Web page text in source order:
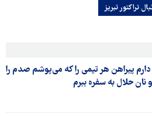
تراکتور تبریز
پیراهن هر تیمی را که می‌پوشم صدم را
نان حلال به سفره ببرم